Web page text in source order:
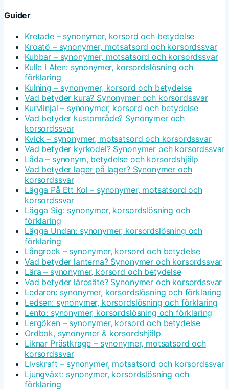
Guider
Kretade – synonymer, korsord och betydelse
Kroatö – synonymer, motsatsord och korsordssvar
Kubbar – synonymer, motsatsord och korsordssvar
Kulle I Aten: synonymer, korsordslösning och
förklaring
Kulning – synonymer, korsord och betydelse
Vad betyder kura? Synonymer och korsordssvar
Kurvlinjal – synonymer, korsord och betydelse
Vad betyder kustområde? Synonymer och
korsordssvar
Kvick – synonymer, motsatsord och korsordssvar
Vad betyder kyrkodel? Synonymer och korsordssvar
Låda – synonym, betydelse och korsordshjälp
Vad betyder lager på lager? Synonymer och
korsordssvar
Lägga På Ett Kol – synonymer, motsatsord och
korsordssvar
Lägga Sig: synonymer, korsordslösning och
förklaring
Lägga Undan: synonymer, korsordslösning och
förklaring
Långrock – synonymer, korsord och betydelse
Vad betyder lanterna? Synonymer och korsordssvar
Lära – synonymer, korsord och betydelse
Vad betyder lärosäte? Synonymer och korsordssvar
Ledaren: synonymer, korsordslösning och förklaring
Ledsen: synonymer, korsordslösning och förklaring
Lento: synonymer, korsordslösning och förklaring
Lergöken – synonymer, korsord och betydelse
Ordbok, synonymer & korsordshjälp
Liknar Prästkrage – synonymer, motsatsord och
korsordssvar
Livskraft – synonymer, motsatsord och korsordssvar
Ljungväxt: synonymer, korsordslösning och
förklaring